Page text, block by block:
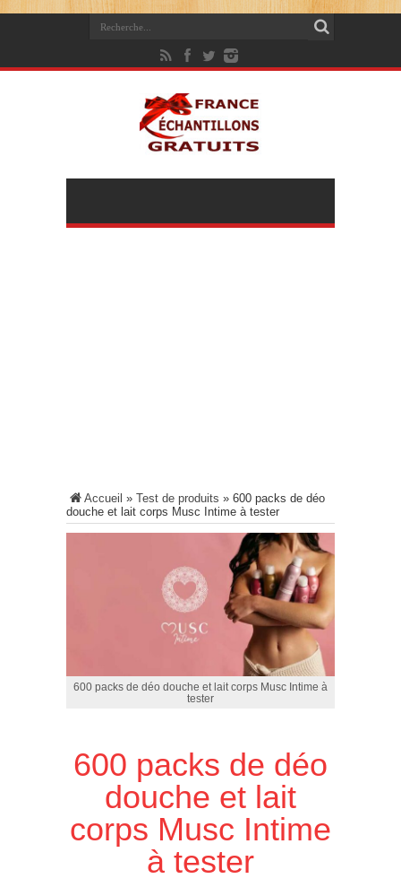
Accueil » Test de produits » 600 packs de déo
douche et lait corps Musc Intime à tester
600 packs de déo douche et lait corps Musc Intime à
tester
600 packs de déo
douche et lait
corps Musc Intime
à tester